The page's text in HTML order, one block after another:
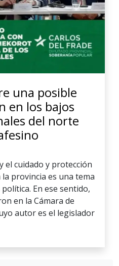
una posible
en los bajos
del norte
el cuidado y protección
provincia es una tema
En ese sentido,
en la Cámara de
autor es el legislador